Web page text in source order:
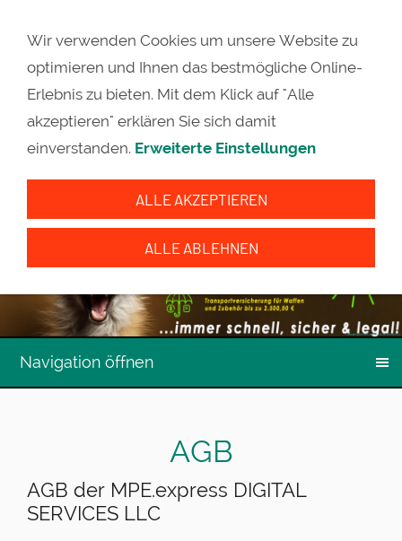
Navigation öffnen
AGB
AGB der MPE.express DIGITAL
SERVICES LLC
Wir verwenden Cookies um unsere Website zu
optimieren und Ihnen das bestmögliche Online-
Erlebnis zu bieten. Mit dem Klick auf "Alle
akzeptieren" erklären Sie sich damit
einverstanden. Erweiterte Einstellungen
ALLE AKZEPTIEREN
ALLE ABLEHNEN